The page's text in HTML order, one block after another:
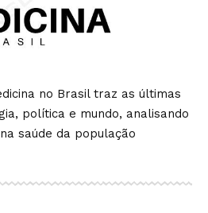
no Brasil traz as últimas
política e mundo, analisando
saúde da população